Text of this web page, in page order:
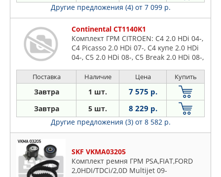
Другие предложения (4) от 7 099 р.
Continental CT1140K1
Комплект ГРМ CITROEN: C4 2.0 HDi 04-,
C4 Picasso 2.0 HDi 07-, C4 купе 2.0 HDi
04-, C5 2.0 HDi 08-, C5 Break 2.0 HDi 08-,
Поставка Наличие Цена Купить
Завтра 1 шт. 7 575 р.
Завтра 5 шт. 8 229 р.
Другие предложения (3) от 8 582 р.
SKF VKMA03205
Комплект ремня ГРМ PSA,FIAT,FORD
2,0HDI/TDCi/2,0D Multijet 09-